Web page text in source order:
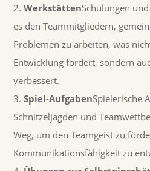
WerkstättenSchulungen
es den Teammitgliedern,
Problemen zu arbeiten, was
Entwicklung fördert, sondern
verbessert.
Spiel-AufgabenSpielerische
Schnitzeljagden und
Weg, um den Teamgeist zu
Kommunikationsfähigkeit zu